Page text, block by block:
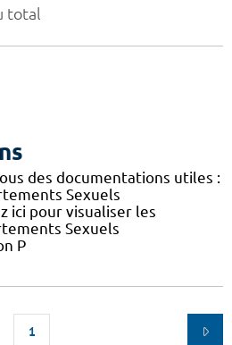
total
des documentations utiles :
Sexuels
ici pour visualiser les
Sexuels
P
1